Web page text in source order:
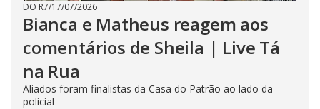
DO R7/17/07/2026
Bianca e Matheus reagem aos
comentários de Sheila | Live Tá
na Rua
Aliados foram finalistas da Casa do Patrão ao lado da
policial